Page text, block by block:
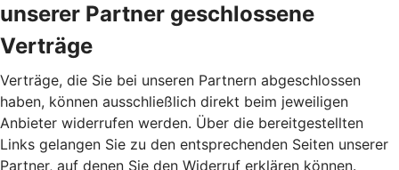
unserer Partner geschlossene
Verträge
Verträge, die Sie bei unseren Partnern abgeschlossen
haben, können ausschließlich direkt beim jeweiligen
Anbieter widerrufen werden. Über die bereitgestellten
Links gelangen Sie zu den entsprechenden Seiten unserer
Partner, auf denen Sie den Widerruf erklären können.